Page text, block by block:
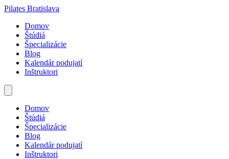
Pilates Bratislava
Domov
Štúdiá
Špecializácie
Blog
Kalendár podujatí
Inštruktori
Domov
Štúdiá
Špecializácie
Blog
Kalendár podujatí
Inštruktori